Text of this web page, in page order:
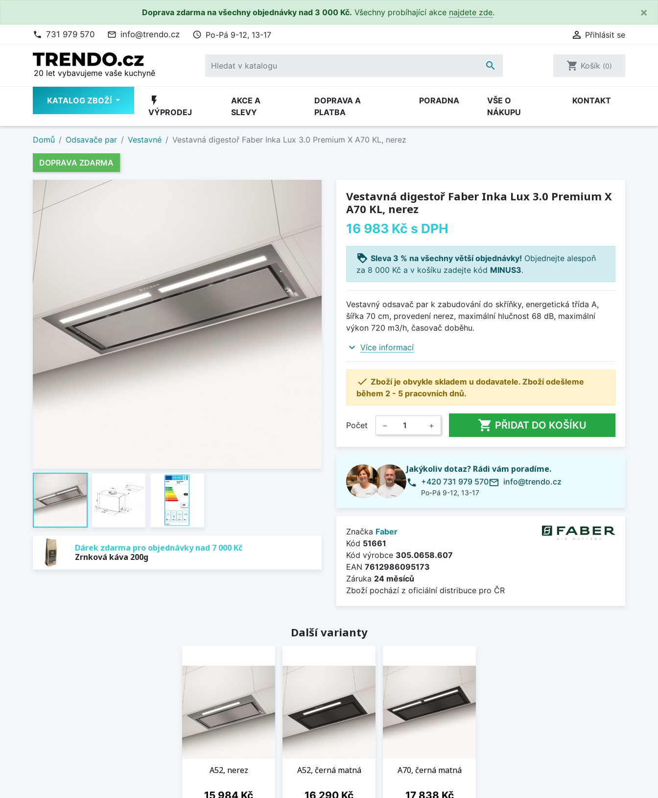
Doprava zdarma na všechny objednávky nad 3 000 Kč. Všechny probíhající akce najdete zde. ×
phone 731 979 570 mail_outline info@trendo.cz access_time Po-Pá 9-12, 13-17  Přihlásit se
20 let vybavujeme vaše kuchyně
 shopping_cart Košík (0)
KATALOG ZBOŽÍ flash_on
VÝPRODEJ
AKCE A
SLEVY
DOPRAVA A
PLATBA
PORADNA
VŠE O
NÁKUPU
KONTAKT
Domů Odsavače par Vestavné Vestavná digestoř Faber Inka Lux 3.0 Premium X A70 KL, nerez
DOPRAVA ZDARMA
Dárek zdarma pro objednávky nad 7 000 Kč
Zrnková káva 200g
Vestavná digestoř Faber Inka Lux 3.0 Premium X
A70 KL, nerez
16 983 Kč s DPH
loyalty Sleva 3 % na všechny větší objednávky! Objednejte alespoň
za 8 000 Kč a v košíku zadejte kód MINUS3.
Vestavný odsavač par k zabudování do skříňky, energetická třída A,
šířka 70 cm, provedení nerez, maximální hlučnost 68 dB, maximální
výkon 720 m3/h, časovač doběhu.
expand_more Více informací
 Zboží je obvykle skladem u dodavatele. Zboží odešleme
během 2 - 5 pracovních dnů.
Počet − +  PŘIDAT DO KOŠÍKU
Jakýkoliv dotaz? Rádi vám poradíme.
phone +420 731 979 570
Po-Pá 9-12, 13-17
mail_outline info@trendo.cz
Značka Faber
Kód 51661
Kód výrobce 305.0658.607
EAN 7612986095173
Záruka 24 měsíců
Zboží pochází z oficiální distribuce pro ČR
Další varianty
A52, nerez
Cena
15 984 Kč
A52, černá matná
Cena
16 290 Kč
A70, černá matná
Cena
17 838 Kč